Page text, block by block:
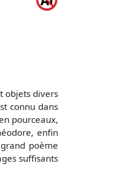
objets divers
connu dans
pourceaux,
enfin
poème
suffisants